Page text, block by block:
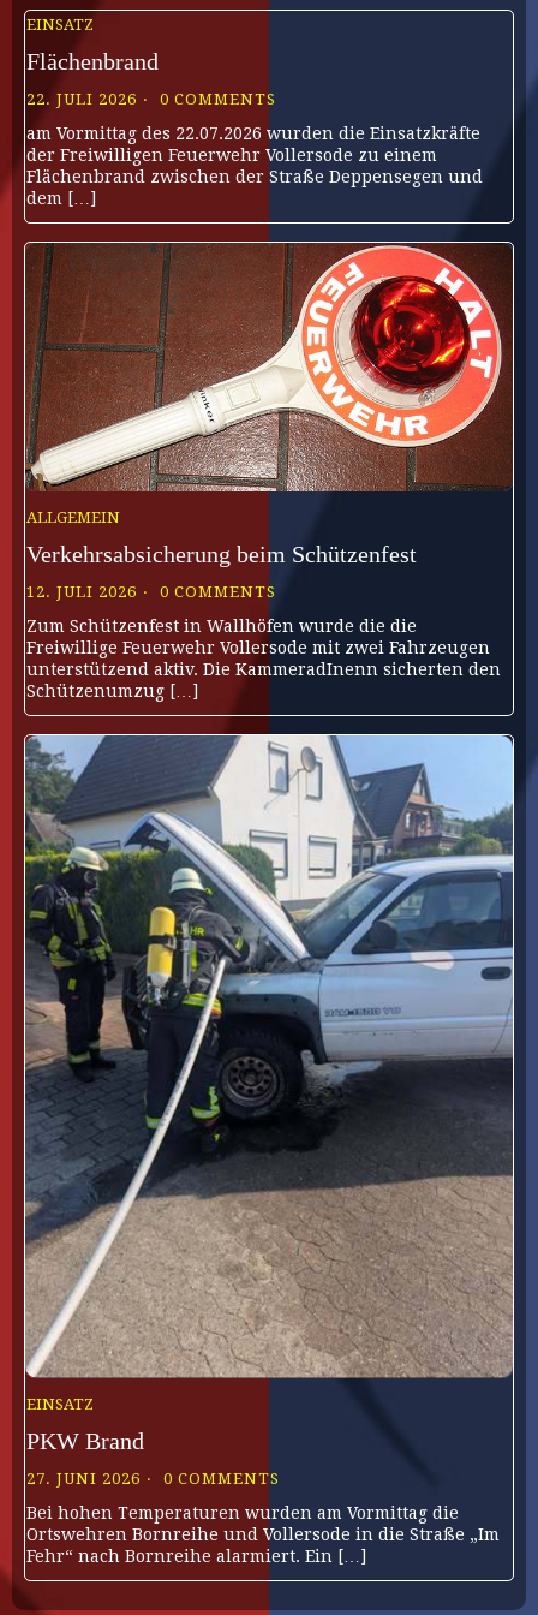
EINSATZ
Flächenbrand
22. JULI 2026 0 COMMENTS
am Vormittag des 22.07.2026 wurden die Einsatzkräfte
der Freiwilligen Feuerwehr Vollersode zu einem
Flächenbrand zwischen der Straße Deppensegen und
dem […]
ALLGEMEIN
Verkehrsabsicherung beim Schützenfest
12. JULI 2026 0 COMMENTS
Zum Schützenfest in Wallhöfen wurde die die
Freiwillige Feuerwehr Vollersode mit zwei Fahrzeugen
unterstützend aktiv. Die KammeradInenn sicherten den
Schützenumzug […]
EINSATZ
PKW Brand
27. JUNI 2026 0 COMMENTS
Bei hohen Temperaturen wurden am Vormittag die
Ortswehren Bornreihe und Vollersode in die Straße „Im
Fehr“ nach Bornreihe alarmiert. Ein […]